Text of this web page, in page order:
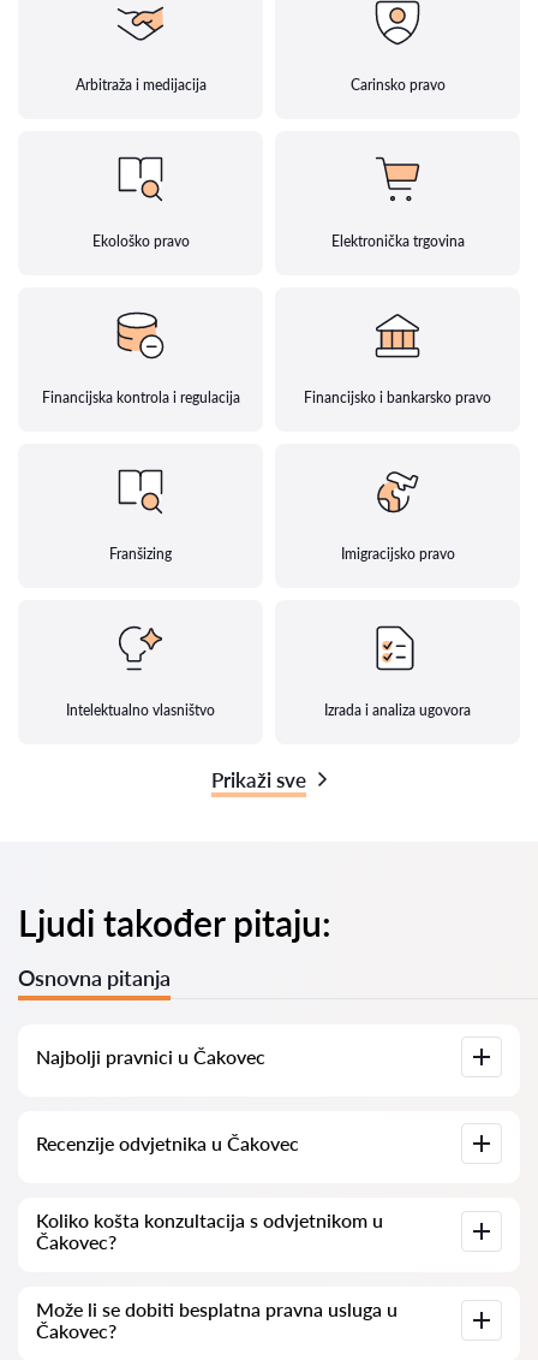
Arbitraža i medijacija Carinsko pravo
Ekološko pravo Elektronička trgovina
Financijska kontrola i regulacija Financijsko i bankarsko pravo
Franšizing Imigracijsko pravo
Intelektualno vlasništvo Izrada i analiza ugovora
Prikaži sve
Ljudi također pitaju:
Osnovna pitanja
Najbolji pravnici u Čakovec
informacijama. Cijene, recenzije, telefonski brojevi i adrese.
Recenzije odvjetnika u Čakovec
odvjetnicima. Ne brišemo negativne recenzije niti postoji
mogućnost njihovog lažnog povećavanja.
Koliko košta konzultacija s odvjetnikom u
Čakovec?
nadalje (cijene mogu varirati ovisno o složenosti pitanja i
obliku odgovora).
Može li se dobiti besplatna pravna usluga u
Čakovec?